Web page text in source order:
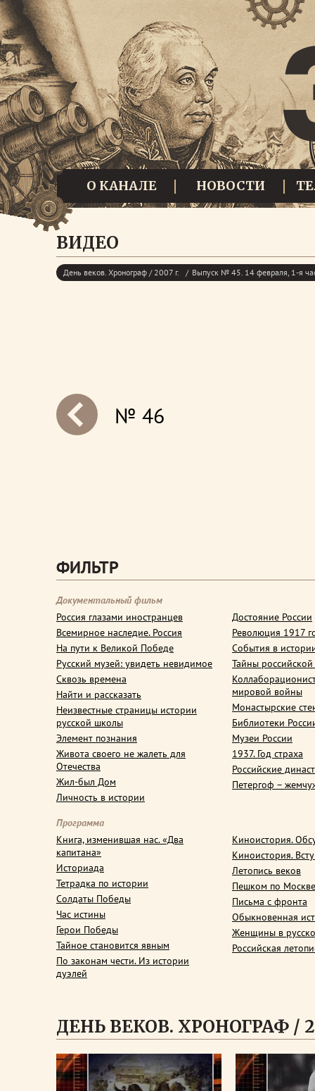
О КАНАЛЕ НОВОСТИ
ВИДЕО
День веков. Хронограф / 2007 г. Выпуск № 45. 14 февраля, 1-я
№ 46
ФИЛЬТР
Документальный фильм
Россия глазами иностранцев
Всемирное наследие. Россия
На пути к Великой Победе
Русский музей: увидеть невидимое
Сквозь времена
Найти и рассказать
Неизвестные страницы истории
русской школы
Элемент познания
Живота своего не жалеть для
Отечества
Жил-был Дом
Личность в истории
Достояние России
Революция 1917
События в
Тайны
мировой войны
Монастырские
Библиотеки
Музеи России
1937. Год страха
Российские
Петергоф –
Программа
Книга, изменившая нас. «Два
капитана»
Историада
Тетрадка по истории
Солдаты Победы
Час истины
Герои Победы
Тайное становится явным
По законам чести. Из истории
дуэлей
Киноистория.
Киноистория.
Летопись веков
Пешком по Москве
Письма с фронта
Обыкновенная
Женщины в
Российская
ДЕНЬ ВЕКОВ. ХРОНОГРАФ /